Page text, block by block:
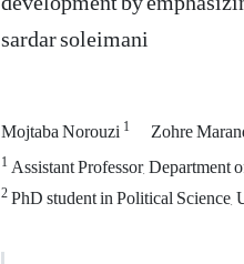
sardar soleimani
Mojtaba Norouzi1 Zohre
1Assistant Professor,
2PhD student in Political